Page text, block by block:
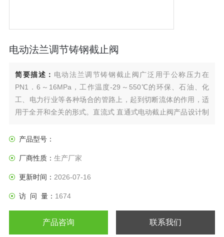
电动法兰调节铸钢截止阀
简要描述： 电动法兰调节铸钢截止阀广泛用于公称压力在
PN1．6～16MPa，工作温度-29～550℃的环保、石油、化
工、电力行业等各种场合的管路上，起到切断流体的作用，适
用于全开和全关的形式。直流式 直通式电动截止阀产品设计制
型美观；阀瓣、阀座密封面用铁基合金堆焊或司太立（slite）
产品型号：
厂商性质： 生产厂家
更新时间： 2026-07-16
访 问 量： 1674
产品咨询 联系我们